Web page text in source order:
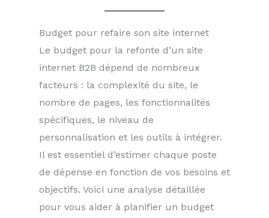
Budget pour refaire son site internet
Le budget pour la refonte d’un site
internet B2B dépend de nombreux
facteurs : la complexité du site, le
nombre de pages, les fonctionnalités
spécifiques, le niveau de
personnalisation et les outils à intégrer.
Il est essentiel d’estimer chaque poste
de dépense en fonction de vos besoins et
objectifs. Voici une analyse détaillée
pour vous aider à planifier un budget